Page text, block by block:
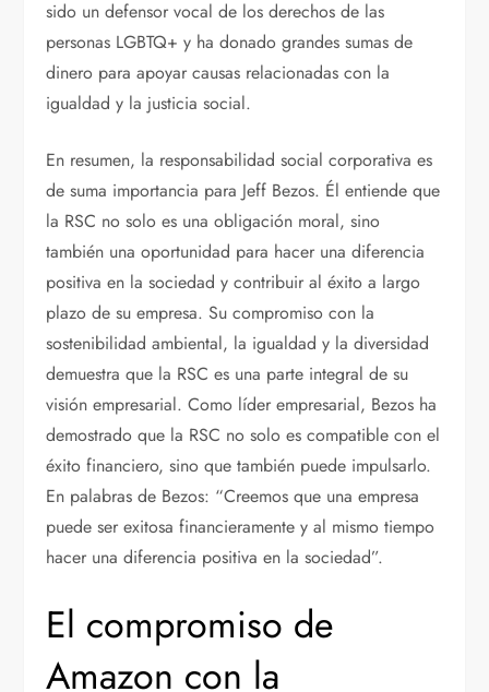
sido un defensor vocal de los derechos de las
personas LGBTQ+ y ha donado grandes sumas de
dinero para apoyar causas relacionadas con la
igualdad y la justicia social.
En resumen, la responsabilidad social corporativa es
de suma importancia para Jeff Bezos. Él entiende que
la RSC no solo es una obligación moral, sino
también una oportunidad para hacer una diferencia
positiva en la sociedad y contribuir al éxito a largo
plazo de su empresa. Su compromiso con la
sostenibilidad ambiental, la igualdad y la diversidad
demuestra que la RSC es una parte integral de su
visión empresarial. Como líder empresarial, Bezos ha
demostrado que la RSC no solo es compatible con el
éxito financiero, sino que también puede impulsarlo.
En palabras de Bezos: “Creemos que una empresa
puede ser exitosa financieramente y al mismo tiempo
hacer una diferencia positiva en la sociedad”.
El compromiso de
Amazon con la